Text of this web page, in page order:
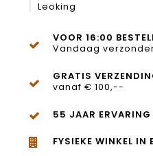
Leoking
VOOR 16:00
Vandaag
GRATIS
vanaf € 100,--
55 JAAR ERVARING
FYSIEKE WINKEL IN